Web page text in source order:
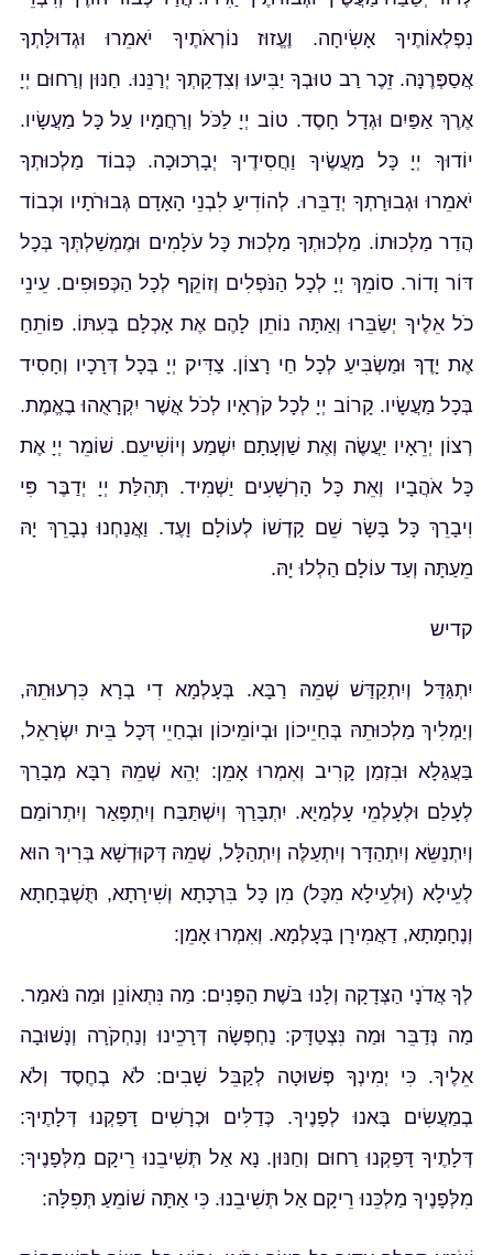
נִפְלְאוֹתֶיךָ אָשִׂיחָה. וֶעֱזוּז נוֹרְאֹתֶיךָ יֹאמֵרוּ וּגְדוּלָּתְךָ
אֲסַפְּרֶנָּה. זֵכֶר רַב טוּבְךָ יַבִּיעוּ וְצִדְקָתְךָ יְרַנֵּנוּ. חַנּוּן וְרַחוּם יְיָ
אֶרֶךְ אַפַּיִם וּגְדָל חָסֶד. טוֹב יְיָ לַכֹּל וְרַחֲמָיו עַל כָּל מַעֲשָׂיו.
יוֹדוּךָ יְיָ כָּל מַעֲשֶׂיךָ וַחֲסִידֶיךָ יְבָרְכוּכָה. כְּבוֹד מַלְכוּתְךָ
יֹאמֵרוּ וּגְבוּרָתְךָ יְדַבֵּרוּ. לְהוֹדִיעַ לִבְנֵי הָאָדָם גְּבוּרֹתָיו וּכְבוֹד
הֲדַר מַלְכוּתוֹ. מַלְכוּתְךָ מַלְכוּת כָּל עֹלָמִים וּמֶמְשַׁלְתְּךָ בְּכָל
דּוֹר וָדוֹר. סוֹמֵךְ יְיָ לְכָל הַנֹּפְלִים וְזוֹקֵף לְכָל הַכְּפוּפִים. עֵינֵי
כֹל אֵלֶיךָ יְשַׂבֵּרוּ וְאַתָּה נוֹתֵן לָהֶם אֶת אָכְלָם בְּעִתּוֹ. פּוֹתֵחַ
אֶת יָדֶךָ וּמַשְׂבִּיעַ לְכָל חַי רָצוֹן. צַדִּיק יְיָ בְּכָל דְּרָכָיו וְחָסִיד
בְּכָל מַעֲשָׂיו. קָרוֹב יְיָ לְכָל קֹרְאָיו לְכֹל אֲשֶׁר יִקְרָאֻהוּ בֶאֱמֶת.
רְצוֹן יְרֵאָיו יַעֲשֶׂה וְאֶת שַׁוְעָתָם יִשְׁמַע וְיוֹשִׁיעֵם. שׁוֹמֵר יְיָ אֶת
כָּל אֹהֲבָיו וְאֵת כָּל הָרְשָׁעִים יַשְׁמִיד. תְּהִלַּת יְיָ יְדַבֶּר פִּי
וִיבָרֵךְ כָּל בָּשָׂר שֵׁם קָדְשׁוֹ לְעוֹלָם וָעֶד. וַאֲנַחְנוּ נְבָרֵךְ יָהּ
מֵעַתָּה וְעַד עוֹלָם הַלְלוּ יָהּ.
קדיש
יִתְגַּדַּל וְיִתְקַדַּשׁ שְׁמֵהּ רַבָּא. בְּעָלְמָא דִי בְרָא כִּרְעוּתֵהּ,
וְיַמְלִיךְ מַלְכוּתֵהּ בְּחַיֵיכוֹן וּבְיוֹמֵיכוֹן וּבְחַיֵי דְּכָל בֵּית יִשְׂרָאֵל,
בַּעֲגַלָא וּבִזְמַן קָרִיב וְאִמְרוּ אָמֵן: יְהֵא שְׁמֵהּ רַבָּא מְבָרַךְ
לְעָלַם וּלְעָלְמֵי עָלְמַיָא. יִתְבָּרַךְ וְיִשְׁתַּבַּח וְיִתְפָּאַר וְיִתְרוֹמַם
וְיִתְנַשֵּׂא וְיִתְהַדָּר וְיִתְעַלֶּה וְיִתְהַלָּל, שְׁמֵהּ דְּקוּדְשָׁא בְּרִיךְ הוּא
לְעֵילָא (וּלְעֵילָא מִכָּל) מִן כָּל בִּרְכָתָא וְשִׁירָתָא, תֻּשְׁבְּחָתָא
וְנֶחָמָתָא, דַאֲמִירָן בְּעָלְמָא. וְאִמְרוּ אָמֵן:
לְךָ אֲדֹנָי הַצְּדָקָה וְלָנוּ בֹּשֶׁת הַפָּנִים: מַה נִּתְאוֹנֵן וּמַה נֹּאמַר.
מַה נְּדַבֵּר וּמַה נִּצְטַדָּק: נַחְפְּשָׂה דְּרָכֵינוּ וְנַחְקֹרָה וְנָשׁוּבָה
אֵלֶיךָ. כִּי יְמִינְךָ פְּשׁוּטָה לְקַבֵּל שָׁבִים: לֹא בְחֶסֶד וְלֹא
בְמַעֲשִׂים בָּאנוּ לְפָנֶיךָ. כְּדַלִּים וּכְרָשִׁים דָּפַקְנוּ דְּלָתֶיךָ:
דְּלָתֶיךָ דָּפַקְנוּ רַחוּם וְחַנּוּן. נָא אַל תְּשִׁיבֵנוּ רֵיקָם מִלְּפָנֶיךָ:
מִלְּפָנֶיךָ מַלְכֵּנוּ רֵיקָם אַל תְּשִׁיבֵנוּ. כִּי אַתָּה שׁוֹמֵעַ תְּפִלָּה: